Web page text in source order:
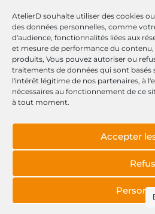
AtelierD souhaite utiliser des cookies
des données personnelles, comme
d'audience, fonctionnalités liées aux
et mesure de performance du
produits, Vous pouvez autoriser ou
traitements de données qui sont
l'intérêt légitime de nos partenaires, à
nécessaires au fonctionnement de ce
à tout moment.
Accepter